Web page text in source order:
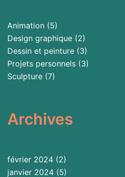
Animation (5)
Design graphique (2)
Dessin et peinture (3)
Projets personnels (3)
Sculpture (7)
Archives
février 2024 (2)
janvier 2024 (5)